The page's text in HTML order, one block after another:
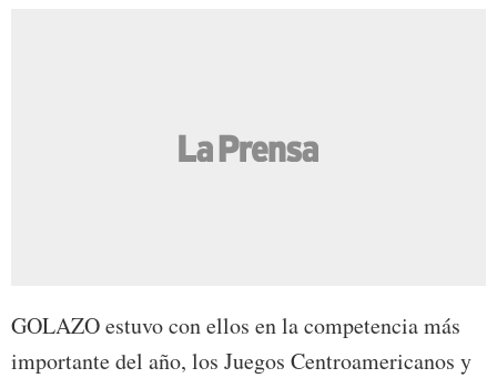
GOLAZO estuvo con ellos en la competencia más
importante del año, los Juegos Centroamericanos y